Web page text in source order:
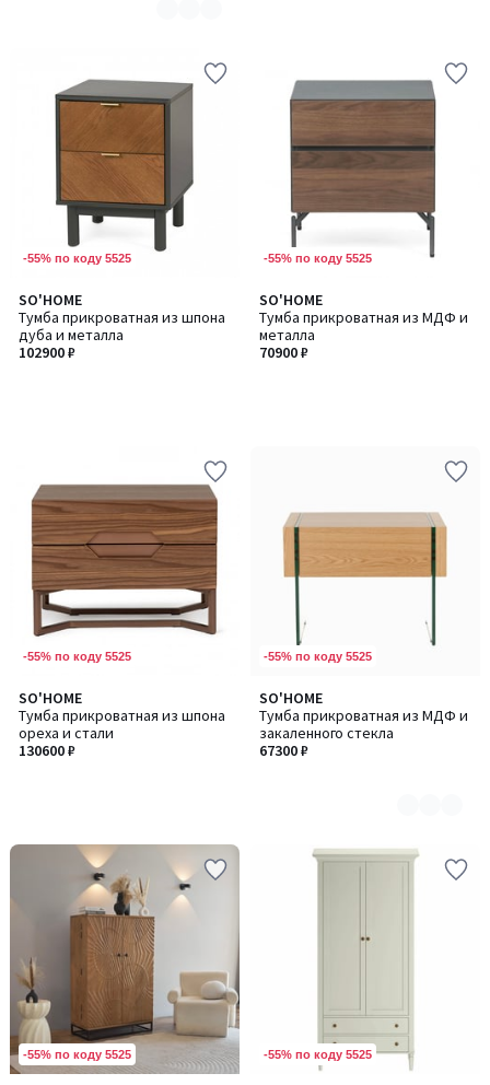
-55% по коду 5525
SO'HOME
Тумба прикроватная из шпона
дуба и металла
102900 ₽
-55% по коду 5525
SO'HOME
Тумба прикроватная из МДФ и
металла
70900 ₽
-55% по коду 5525
SO'HOME
Тумба прикроватная из шпона
ореха и стали
130600 ₽
-55% по коду 5525
SO'HOME
Тумба прикроватная из МДФ и
закаленного стекла
67300 ₽
Количество
цветов:
2
-55% по коду 5525 -55% по коду 5525